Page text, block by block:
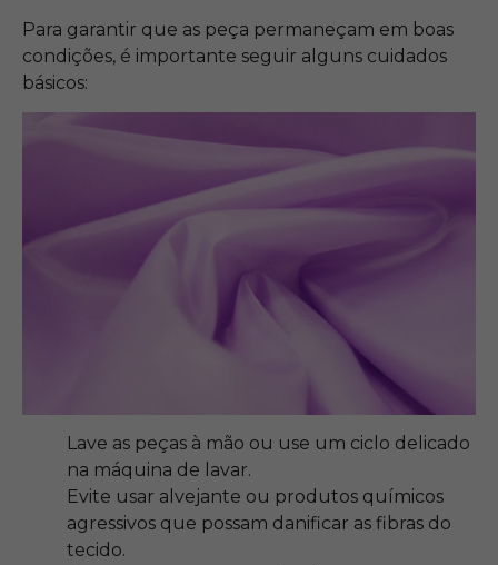
Para garantir que as peça permaneçam em boas
condições, é importante seguir alguns cuidados
básicos:
Lave as peças à mão ou use um ciclo delicado
na máquina de lavar.
Evite usar alvejante ou produtos químicos
agressivos que possam danificar as fibras do
tecido.